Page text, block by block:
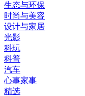
生态与环保
时尚与美容
设计与家居
光影
科玩
科普
汽车
心事家事
精选